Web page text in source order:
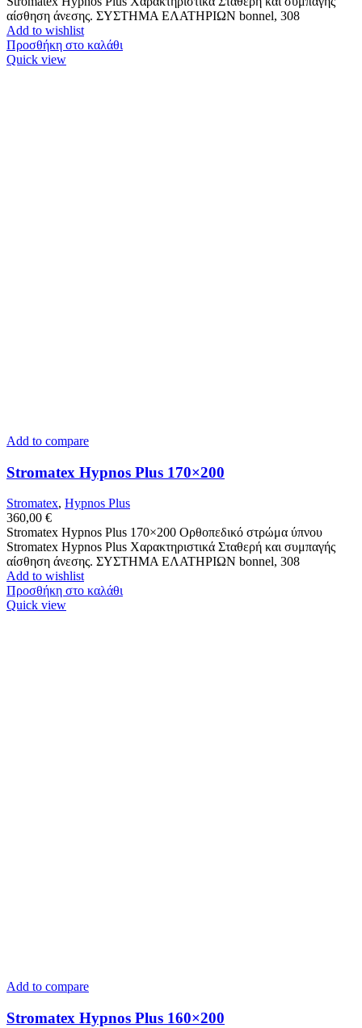
αίσθηση άνεσης. ΣΥΣΤΗΜΑ ΕΛΑΤΗΡΙΩΝ bonnel, 308
Add to wishlist
Προσθήκη στο καλάθι
Quick view
Add to compare
Stromatex Hypnos Plus 170×200
Stromatex, Hypnos Plus
360,00 €
Stromatex Hypnos Plus 170×200 Ορθοπεδικό στρώμα ύπνου
Stromatex Hypnos Plus Χαρακτηριστικά Σταθερή και συμπαγής
αίσθηση άνεσης. ΣΥΣΤΗΜΑ ΕΛΑΤΗΡΙΩΝ bonnel, 308
Add to wishlist
Προσθήκη στο καλάθι
Quick view
Add to compare
Stromatex Hypnos Plus 160×200